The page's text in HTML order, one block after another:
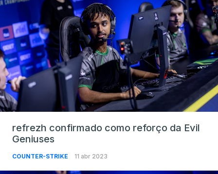
refrezh confirmado como reforço da Evil
Geniuses
COUNTER-STRIKE 11 abr 2023